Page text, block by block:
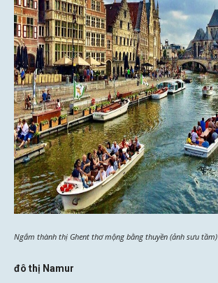
Ngắm thành thị Ghent thơ mộng bằng thuyền (ảnh sưu tầm)
đô thị Namur